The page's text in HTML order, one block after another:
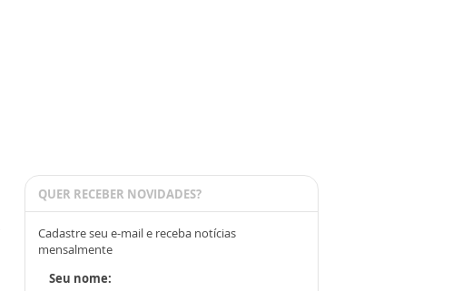
QUER RECEBER NOVIDADES?
Cadastre seu e-mail e receba notícias
mensalmente
Seu nome: